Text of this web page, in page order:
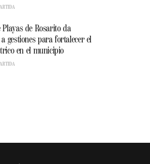
Playas de Rosarito da
gestiones para fortalecer el
en el municipio